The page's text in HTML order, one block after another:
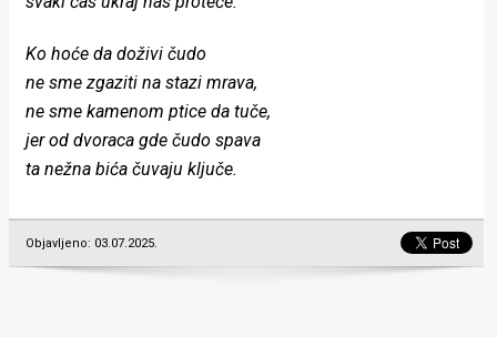
Ko hoće da doživi čudo
ne sme zgaziti na stazi mrava,
ne sme kamenom ptice da tuče,
jer od dvoraca gde čudo spava
ta nežna bića čuvaju ključe.
Objavljeno: 03.07.2025.